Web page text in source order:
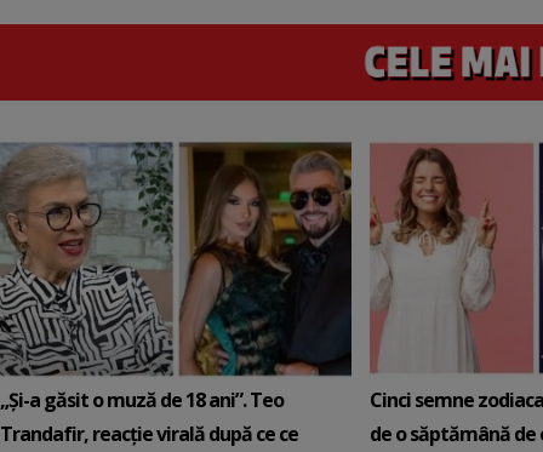
„Și-a găsit o muză de 18 ani”. Teo
Trandafir, reacție virală după ce ce
Cinci semne
de o săptămână de